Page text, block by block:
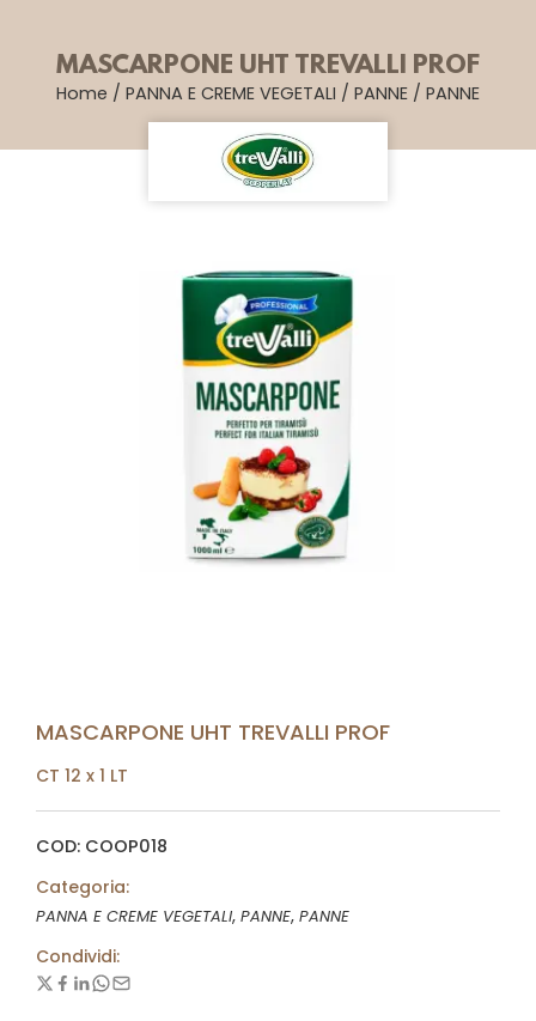
MASCARPONE UHT TREVALLI PROF
Home / PANNA E CREME VEGETALI / PANNE / PANNE
MASCARPONE UHT TREVALLI PROF
CT 12 x 1 LT
COD: COOP018
Categoria:
PANNA E CREME VEGETALI, PANNE, PANNE
Condividi: